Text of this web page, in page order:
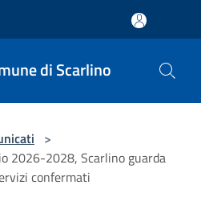
di Scarlino
>
2026-2028, Scarlino guarda
confermati